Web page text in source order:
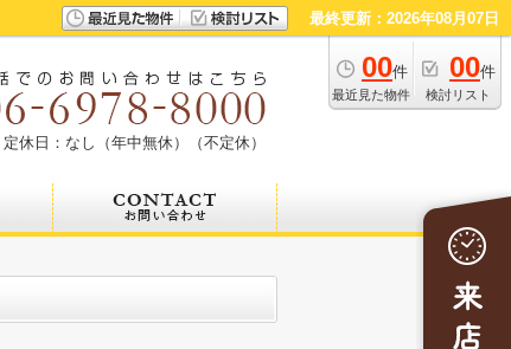
最終更新：2026年08月07日
00件
最近見た物件
00件
検討リスト
定休日：なし（年中無休）（不定休）